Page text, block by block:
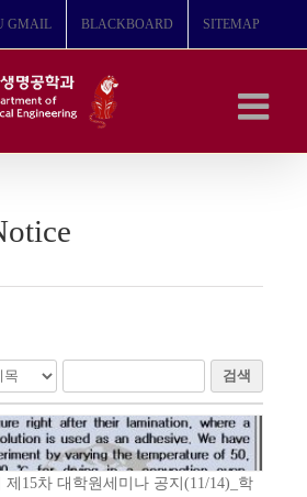
GMAIL BLACKBOARD SITEMAP
검색
제15차 대학원세미나 공지(11/14)_학